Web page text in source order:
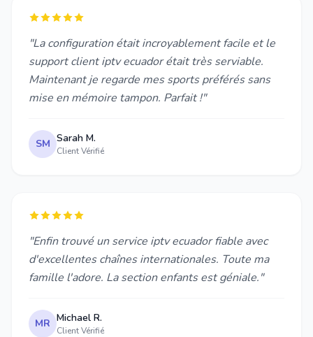
"La configuration était incroyablement facile et le
support client iptv ecuador était très serviable.
Maintenant je regarde mes sports préférés sans
mise en mémoire tampon. Parfait !"
SM Sarah M.
Client Vérifié
"Enfin trouvé un service iptv ecuador fiable avec
d'excellentes chaînes internationales. Toute ma
famille l'adore. La section enfants est géniale."
MR Michael R.
Client Vérifié